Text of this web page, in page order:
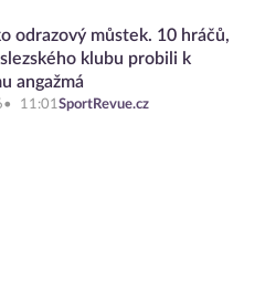
odrazový můstek. 10 hráčů,
klubu probili k
angažmá
11:01SportRevue.cz